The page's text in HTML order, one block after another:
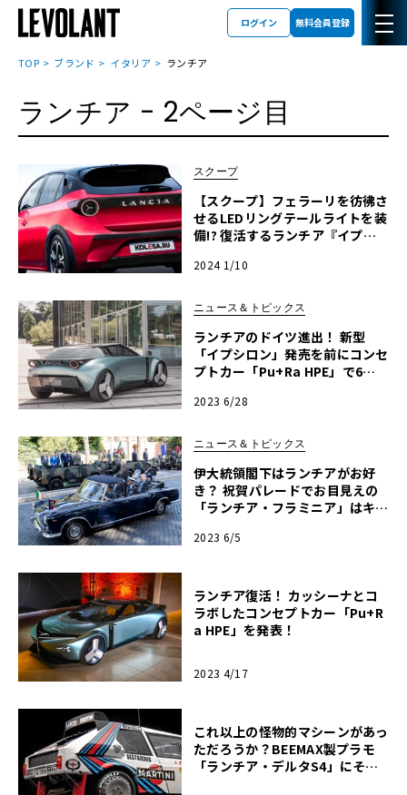
ログイン 無料会員登録
TOP ブランド イタリア ランチア
ランチア - 2ページ目
スクープ
【スクープ】フェラーリを彷彿さ
せるLEDリングテールライトを装
備!? 復活するランチア『イプシ
2024 1/10
ニュース＆トピックス
ランチアのドイツ進出！ 新型
「イプシロン」発売を前にコンセ
プトカー「Pu+Ra HPE」で6か
2023 6/28
ニュース＆トピックス
伊大統領閣下はランチアがお好
き？ 祝賀パレードでお目見えの
「ランチア・フラミニア」はキャ
2023 6/5
ランチア復活！ カッシーナとコ
ラボしたコンセプトカー「Pu+R
a HPE」を発表！
2023 4/17
これ以上の怪物的マシーンがあっ
ただろうか？BEEMAX製プラモ
「ランチア・デルタS4」にその